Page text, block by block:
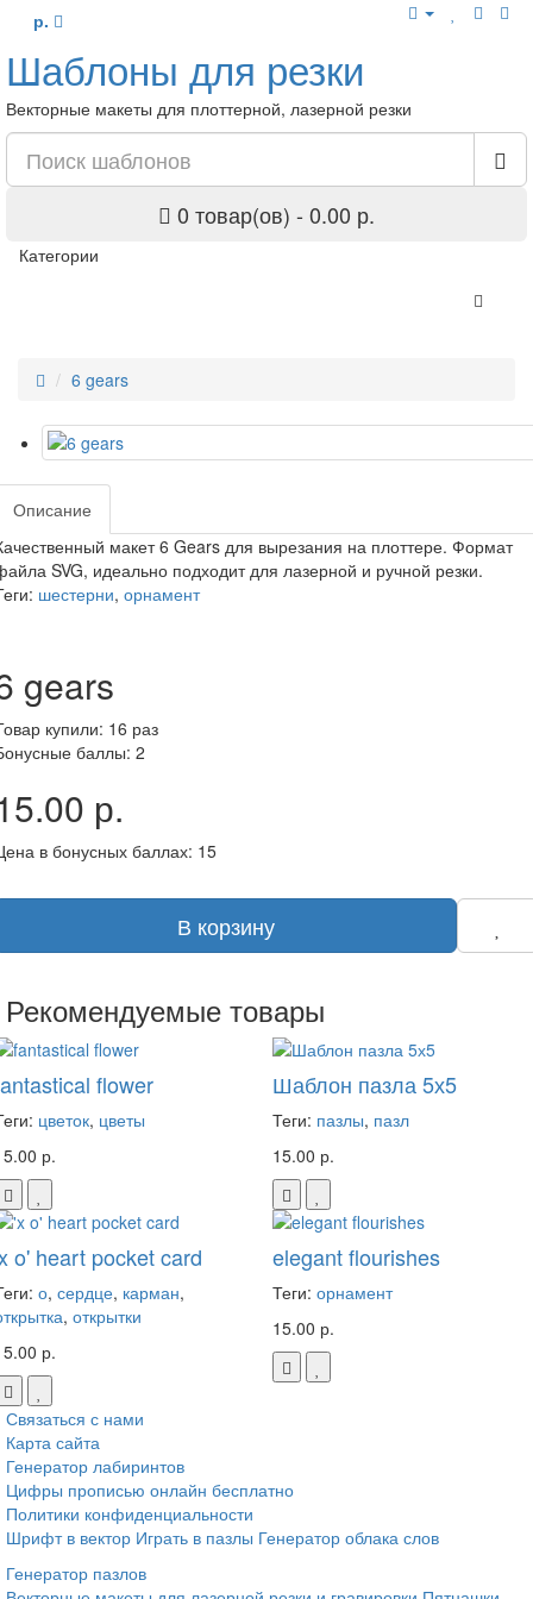
р.
Шаблоны для резки
Векторные макеты для плоттерной, лазерной резки
0 товар(ов) - 0.00 р.
Категории
6 gears
Описание
макет 6 Gears для вырезания на плоттере. Формат
SVG, идеально подходит для лазерной и ручной резки.
шестерни, орнамент
gears
купили: 16 раз
баллы: 2
р.
в бонусных баллах: 15
В корзину
Рекомендуемые товары
flower
цветок, цветы
р.
Шаблон пазла 5х5
Теги: пазлы, пазл
15.00 р.
o' heart pocket card
о, сердце, карман,
, открытки
р.
elegant flourishes
Теги: орнамент
15.00 р.
Связаться с нами
Карта сайта
Генератор лабиринтов
Цифры прописью онлайн бесплатно
Политики конфиденциальности
Шрифт в вектор Играть в пазлы Генератор облака слов
Генератор пазлов